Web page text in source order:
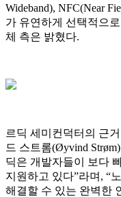
Wideband), NFC(Near
가 유연하게 선택적으
체 측은 밝혔다.
르딕 세미컨덕터의 근
드 스트롬(Øyvind
딕은 개발자들이 보다
지원하고 있다”라며, “
해결할 수 있는 완벽한